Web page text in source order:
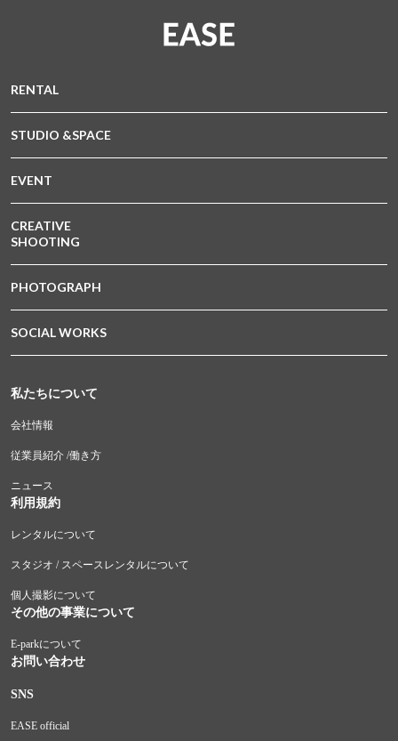
RENTAL
STUDIO &SPACE
EVENT
CREATIVE
SHOOTING
PHOTOGRAPH
SOCIAL WORKS
私たちについて
会社情報
従業員紹介 /働き方
ニュース
利用規約
レンタルについて
スタジオ / スペースレンタルについて
個人撮影について
その他の事業について
E-parkについて
お問い合わせ
SNS
EASE official